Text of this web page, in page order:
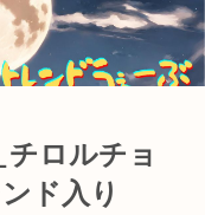
ロルチョ
ド入り